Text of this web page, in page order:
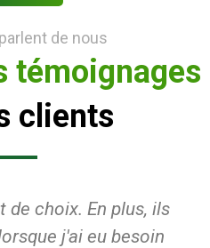
de nous
témoignages
clients
de choix. En plus, ils
j'ai eu besoin